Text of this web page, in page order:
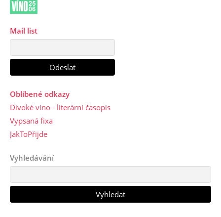
Mail list
Oblíbené odkazy
Divoké víno - literární časopis
Vypsaná fixa
JakToPřijde
Vyhledávání